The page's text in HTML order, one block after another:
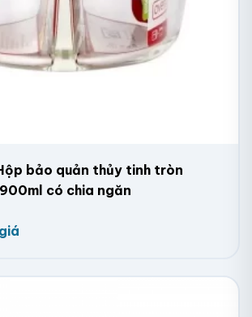
bảo quản thủy tinh tròn
có chia ngăn